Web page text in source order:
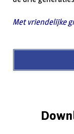
Met vriendelijke